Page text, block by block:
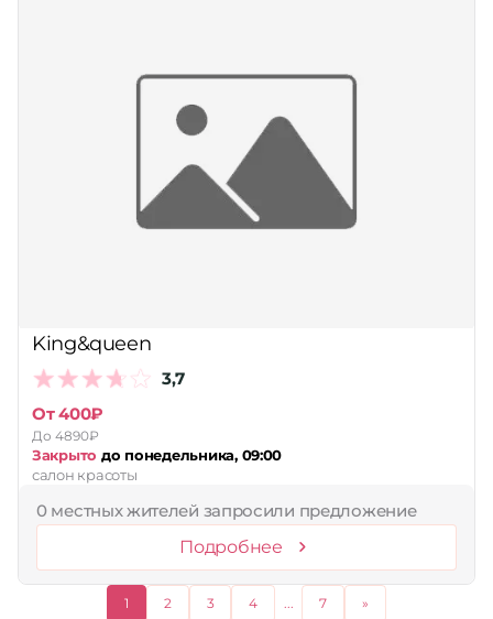
King&queen
3,7
От 400₽
До 4890₽
Закрыто до понедельника, 09:00
салон красоты
0 местных жителей запросили предложение
Подробнее
1 2 3 4 7 »